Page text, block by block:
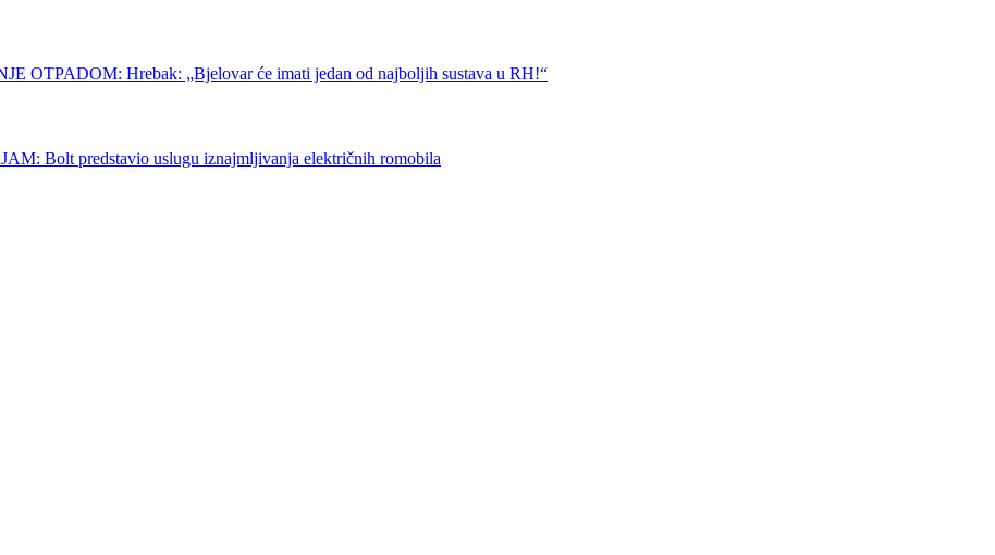
Hrebak: „Bjelovar će imati jedan od najboljih sustava u RH!“
Bolt predstavio uslugu iznajmljivanja električnih romobila